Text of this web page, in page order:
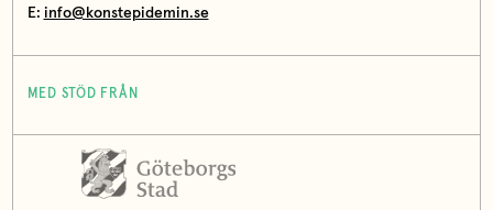
E: info@konstepidemin.se
MED STÖD FRÅN